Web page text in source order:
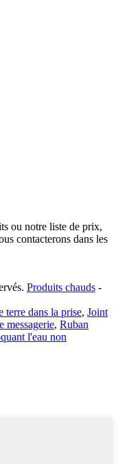
ou notre liste de prix,
contacterons dans les
Produits chauds -
terre dans la prise, Joint
messagerie, Ruban
l'eau non